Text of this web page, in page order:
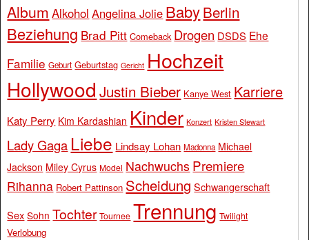
Album Alkohol Angelina Jolie BabyBerlin
Beziehung Brad Pitt Comeback Drogen DSDS Ehe
Familie Geburt Geburtstag Gericht Hochzeit
Hollywood Justin Bieber Kanye West Karriere
Katy Perry Kim Kardashian Kinder Konzert Kristen Stewart
Lady Gaga Liebe Lindsay Lohan Madonna Michael
Jackson Miley Cyrus Model Nachwuchs Premiere
Rihanna Robert Pattinson Scheidung Schwangerschaft
Sex Sohn Tochter Tournee Trennung Twilight
Verlobung